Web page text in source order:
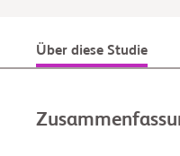
Über diese Studie